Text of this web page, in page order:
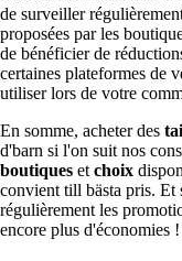
de surveiller
proposées par les
de bénéficier de
certaines plateformes de
utiliser lors de votre
En somme, acheter des
d'barn si l'on suit nos
boutiques etchoix
convient till bästa pris. Et
régulièrement les
encore plus d'économies !